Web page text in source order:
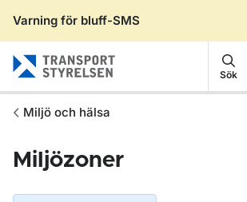
Varning för bluff-SMS
Sök
Miljö och hälsa
Miljözoner